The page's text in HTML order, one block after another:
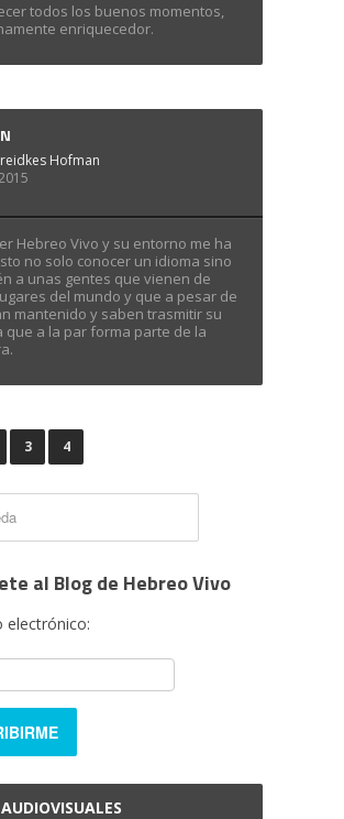
todos los buenos momentos,
enriquecedor.
Hofman
Hebreo Vivo y su entorno me ha
no solo conocer un idioma sino
a unas gentes que vienen de
del mundo y que a pesar de
mantenido y saben trasmitir su
que a la par forma parte de la
3 4
al Blog de Hebreo Vivo
electrónico:
AUDIOVISUALES